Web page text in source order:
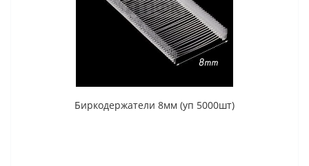
Биркодержатели 8мм (уп 5000шт)